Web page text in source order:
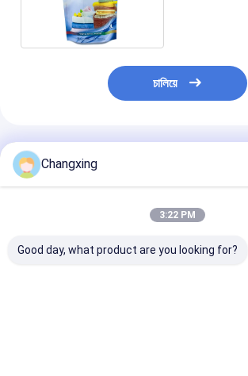
চালিয়ে
প্রস্তাবিত পণ্য
Changxing
3:22 PM
Good day, what product are you looking for?